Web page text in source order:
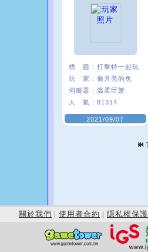
標 題： 打擊特一起玩
玩 家： 偷月亮的兔
伺服器： 溫柔巨蟹
人 氣： 81314
2021/09/07
關於我們 | 使用者合約 | 隱私權保護